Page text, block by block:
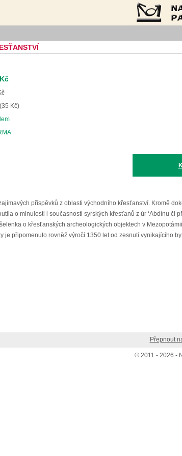
Kč)
příspěvků z oblasti východního křesťanství. Kromě
o minulosti i současnosti syrských křesťanů z úr ‘Abdínu
o křesťanských archeologických objektech v
je připomenuto rovněž výročí 1350 let od zesnutí vynikajícího
Přepnout
© 2011 - 2026 -